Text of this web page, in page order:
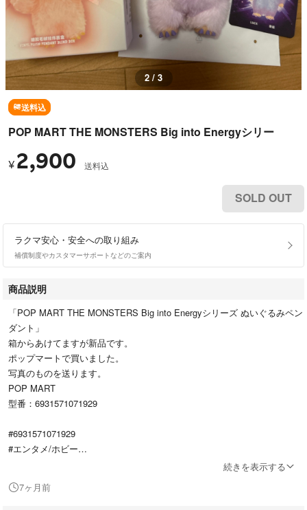
2 / 3
送料込
POP MART THE MONSTERS Big into Energyシリー
¥ 2,900 送料込
SOLD OUT
ラクマ安心・安全への取り組み
補償制度やカスタマーサポートなどのご案内
商品説明
「POP MART THE MONSTERS Big into Energyシリーズ ぬいぐるみペン
ダント」
箱からあけてますが新品です。
ポップマートで買いました。
写真のものを送ります。
POP MART
型番：6931571071929
#6931571071929
#エンタメ/ホビー
続きを表示する
7ヶ月前